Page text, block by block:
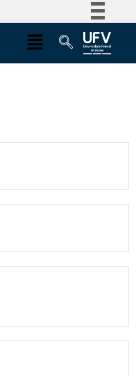
Simplifique!